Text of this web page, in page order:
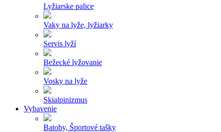
Lyžiarske palice
Vaky na lyže, lyžiarky
Servis lyží
Bežecké lyžovanie
Vosky na lyže
Skialpinizmus
Vybavenie
Batohy, Športové tašky